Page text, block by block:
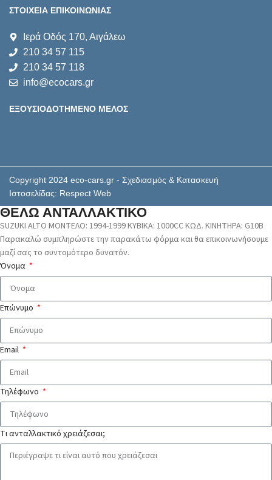
ΣΤΟΙΧΕΙΑ ΕΠΙΚΟΙΝΩΝΙΑΣ
Ιερά Οδός 170, Αιγάλεω
210 34 57 115
210 34 57 118
info@ecocars.gr
ΕΞΟΥΣΙΟΔΟΤΗΜΕΝΟ ΜΕΛΟΣ
Copyright 2024 eco-cars.gr - Σχεδιασμός & Κατασκευή
Ιστοσελίδας: Respect Web
ΘΕΛΩ ΑΝΤΑΛΛΑΚΤΙΚΟ
SUZUKI ALTO ΜΟΝΤΕΛΟ: 1994-1999 ΚΥΒΙΚΑ: 1000CC ΚΩΔ. ΚΙΝΗΤΗΡΑ: G10B
Παρακαλώ συμπληρώστε την παρακάτω φόρμα και θα επικοινωνήσουμε
μαζί σας το συντομότερο δυνατόν.
Όνομα
Επώνυμο
Email
Τηλέφωνο
Τι ανταλλακτικό χρειάζεσαι;